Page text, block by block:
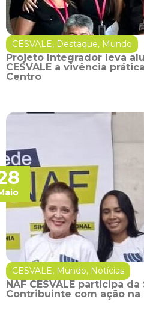
CESVALE, Destaque, Mundo
Projeto Integrador leva
CESVALE a vivência
Centro
CESVALE, Mundo, Notícias
NAF CESVALE participa
Contribuinte com ação na